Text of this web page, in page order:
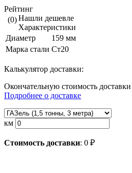
Рейтинг
(0)Нашли дешевле
Характеристики
Диаметр
159 мм
Марка стали Ст20
Калькулятор доставки:
Окончательную стоимость
Подробнее о доставке
км
Стоимость доставки: 0 ₽